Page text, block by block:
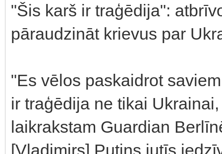
"Šis karš ir traģēdija":
pāraudzināt krievus par
"Es vēlos paskaidrot
ir traģēdija ne tikai
laikrakstam Guardian
[Vladimirs] Putins jutīs